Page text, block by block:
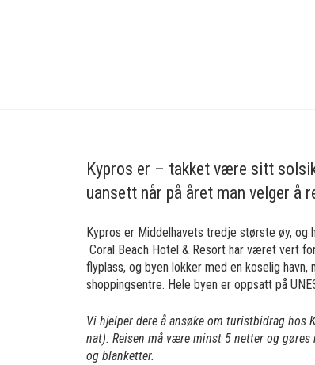
Kypros er – takket være sitt
uansett når på året man velger å
Kypros er Middelhavets tredje største øy, og
Coral Beach Hotel & Resort har været vert
flyplass, og byen lokker med en koselig
shoppingsentre. Hele byen er oppsatt på
Vi hjelper dere å ansøke om turistbidrag hos
nat). Reisen må være minst 5 netter og
og blanketter.